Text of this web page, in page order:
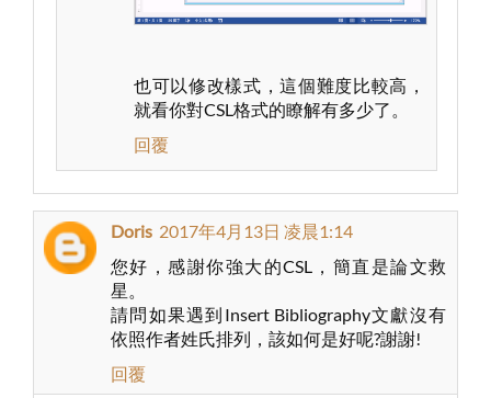
也可以修改樣式，這個難度比較高，
就看你對CSL格式的瞭解有多少了。
回覆
Doris 2017年4月13日 凌晨1:14
您好，感謝你強大的CSL，簡直是論文救
星。
請問如果遇到Insert Bibliography文獻沒有
依照作者姓氏排列，該如何是好呢?謝謝!
回覆